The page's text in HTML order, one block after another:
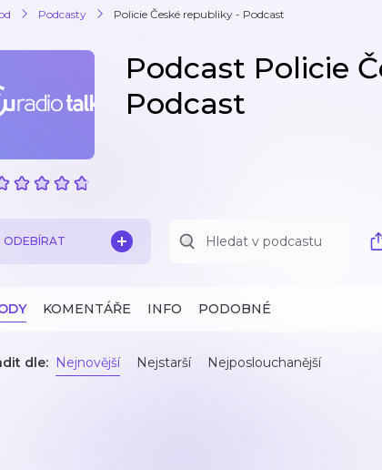
Podcasty Policie České republiky - Podcast
Podcast Policie
Podcast
ODEBÍRAT
KOMENTÁŘE INFO PODOBNÉ
dle: Nejnovější Nejstarší Nejposlouchanější